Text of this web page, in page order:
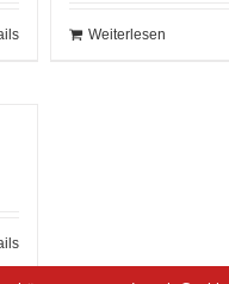
Weiterlesen